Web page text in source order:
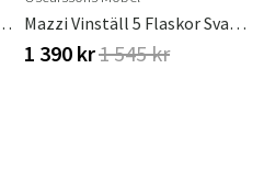
Lackad Ek/Slipat Stål Mazzi Vinställ 5 Flaskor Svartbetsad Ek/Mattsvart Stål
1 390 kr1 545 kr